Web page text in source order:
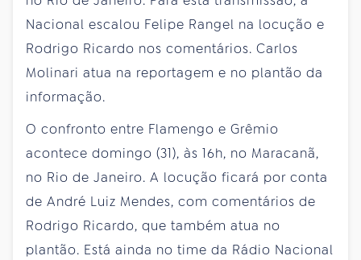
Nacional escalou Felipe Rangel na locução e
Rodrigo Ricardo nos comentários. Carlos
Molinari atua na reportagem e no plantão da
informação.
O confronto entre Flamengo e Grêmio
acontece domingo (31), às 16h, no Maracanã,
no Rio de Janeiro. A locução ficará por conta
de André Luiz Mendes, com comentários de
Rodrigo Ricardo, que também atua no
plantão. Está ainda no time da Rádio Nacional